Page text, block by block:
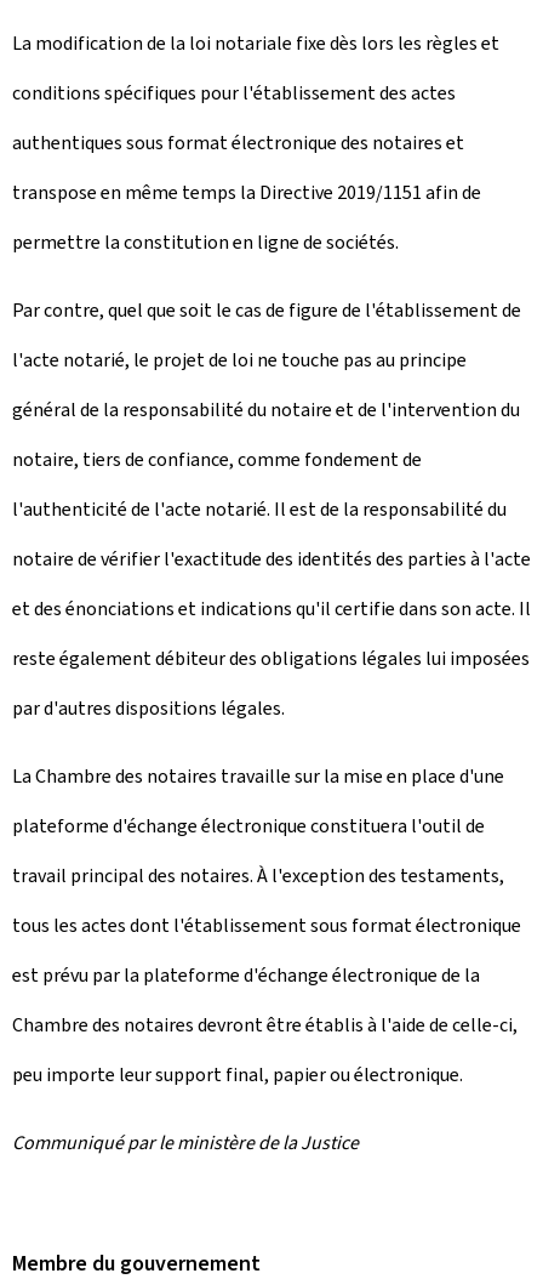
La modification de la loi notariale fixe dès lors les règles et
conditions spécifiques pour l'établissement des actes
authentiques sous format électronique des notaires et
transpose en même temps la Directive 2019/1151 afin de
permettre la constitution en ligne de sociétés.
Par contre, quel que soit le cas de figure de l'établissement de
l'acte notarié, le projet de loi ne touche pas au principe
général de la responsabilité du notaire et de l'intervention du
notaire, tiers de confiance, comme fondement de
l'authenticité de l'acte notarié. Il est de la responsabilité du
notaire de vérifier l'exactitude des identités des parties à l'acte
et des énonciations et indications qu'il certifie dans son acte. Il
reste également débiteur des obligations légales lui imposées
par d'autres dispositions légales.
La Chambre des notaires travaille sur la mise en place d'une
plateforme d'échange électronique constituera l'outil de
travail principal des notaires. À l'exception des testaments,
tous les actes dont l'établissement sous format électronique
est prévu par la plateforme d'échange électronique de la
Chambre des notaires devront être établis à l'aide de celle-ci,
peu importe leur support final, papier ou électronique.
Communiqué par le ministère de la Justice
Membre du gouvernement